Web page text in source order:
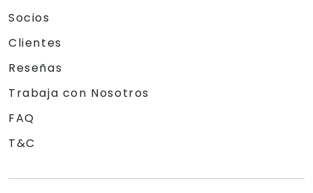
Socios
Clientes
Reseñas
Trabaja con Nosotros
FAQ
T&C